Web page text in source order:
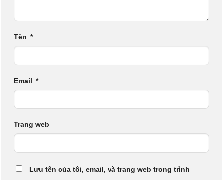
Tên *
Email *
Trang web
Lưu tên của tôi, email, và trang web trong trình